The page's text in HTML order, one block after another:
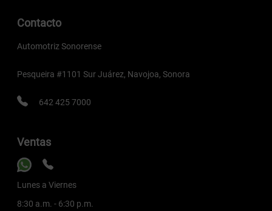
Contacto
Automotriz Sonorense
Pesqueira #1101 Sur Juárez, Navojoa, Sonora
642 425 7000
Ventas
Lunes a Viernes
8:30 a.m. - 6:30 p.m.